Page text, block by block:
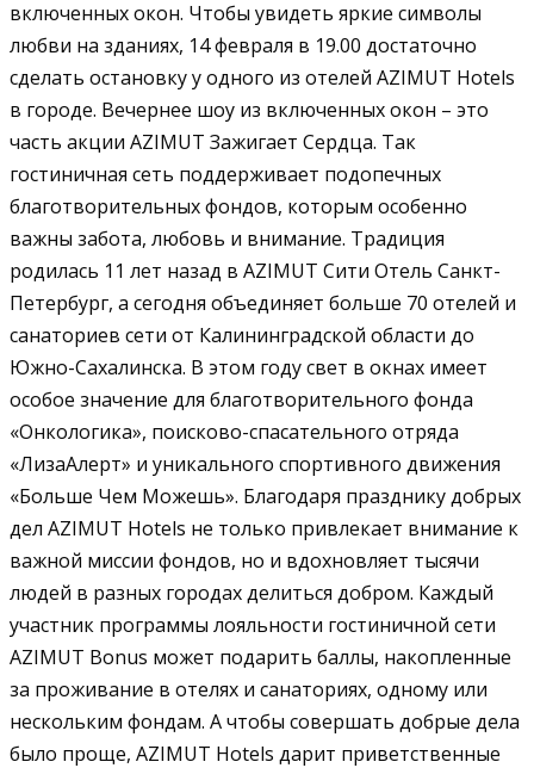
включенных окон. Чтобы увидеть яркие символы
любви на зданиях, 14 февраля в 19.00 достаточно
сделать остановку у одного из отелей AZIMUT Hotels
в городе. Вечернее шоу из включенных окон – это
часть акции AZIMUT Зажигает Сердца. Так
гостиничная сеть поддерживает подопечных
благотворительных фондов, которым особенно
важны забота, любовь и внимание. Традиция
родилась 11 лет назад в AZIMUT Сити Отель Санкт-
Петербург, а сегодня объединяет больше 70 отелей и
санаториев сети от Калининградской области до
Южно-Сахалинска. В этом году свет в окнах имеет
особое значение для благотворительного фонда
«Онкологика», поисково-спасательного отряда
«ЛизаАлерт» и уникального спортивного движения
«Больше Чем Можешь». Благодаря празднику добрых
дел AZIMUT Hotels не только привлекает внимание к
важной миссии фондов, но и вдохновляет тысячи
людей в разных городах делиться добром. Каждый
участник программы лояльности гостиничной сети
AZIMUT Bonus может подарить баллы, накопленные
за проживание в отелях и санаториях, одному или
нескольким фондам. А чтобы совершать добрые дела
было проще, AZIMUT Hotels дарит приветственные